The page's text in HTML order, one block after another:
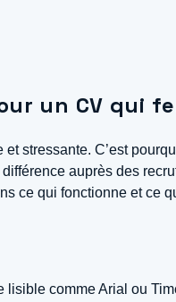
un CV qui
stressante. C’est
auprès des
ce qui fonctionne et ce
comme Arial ou